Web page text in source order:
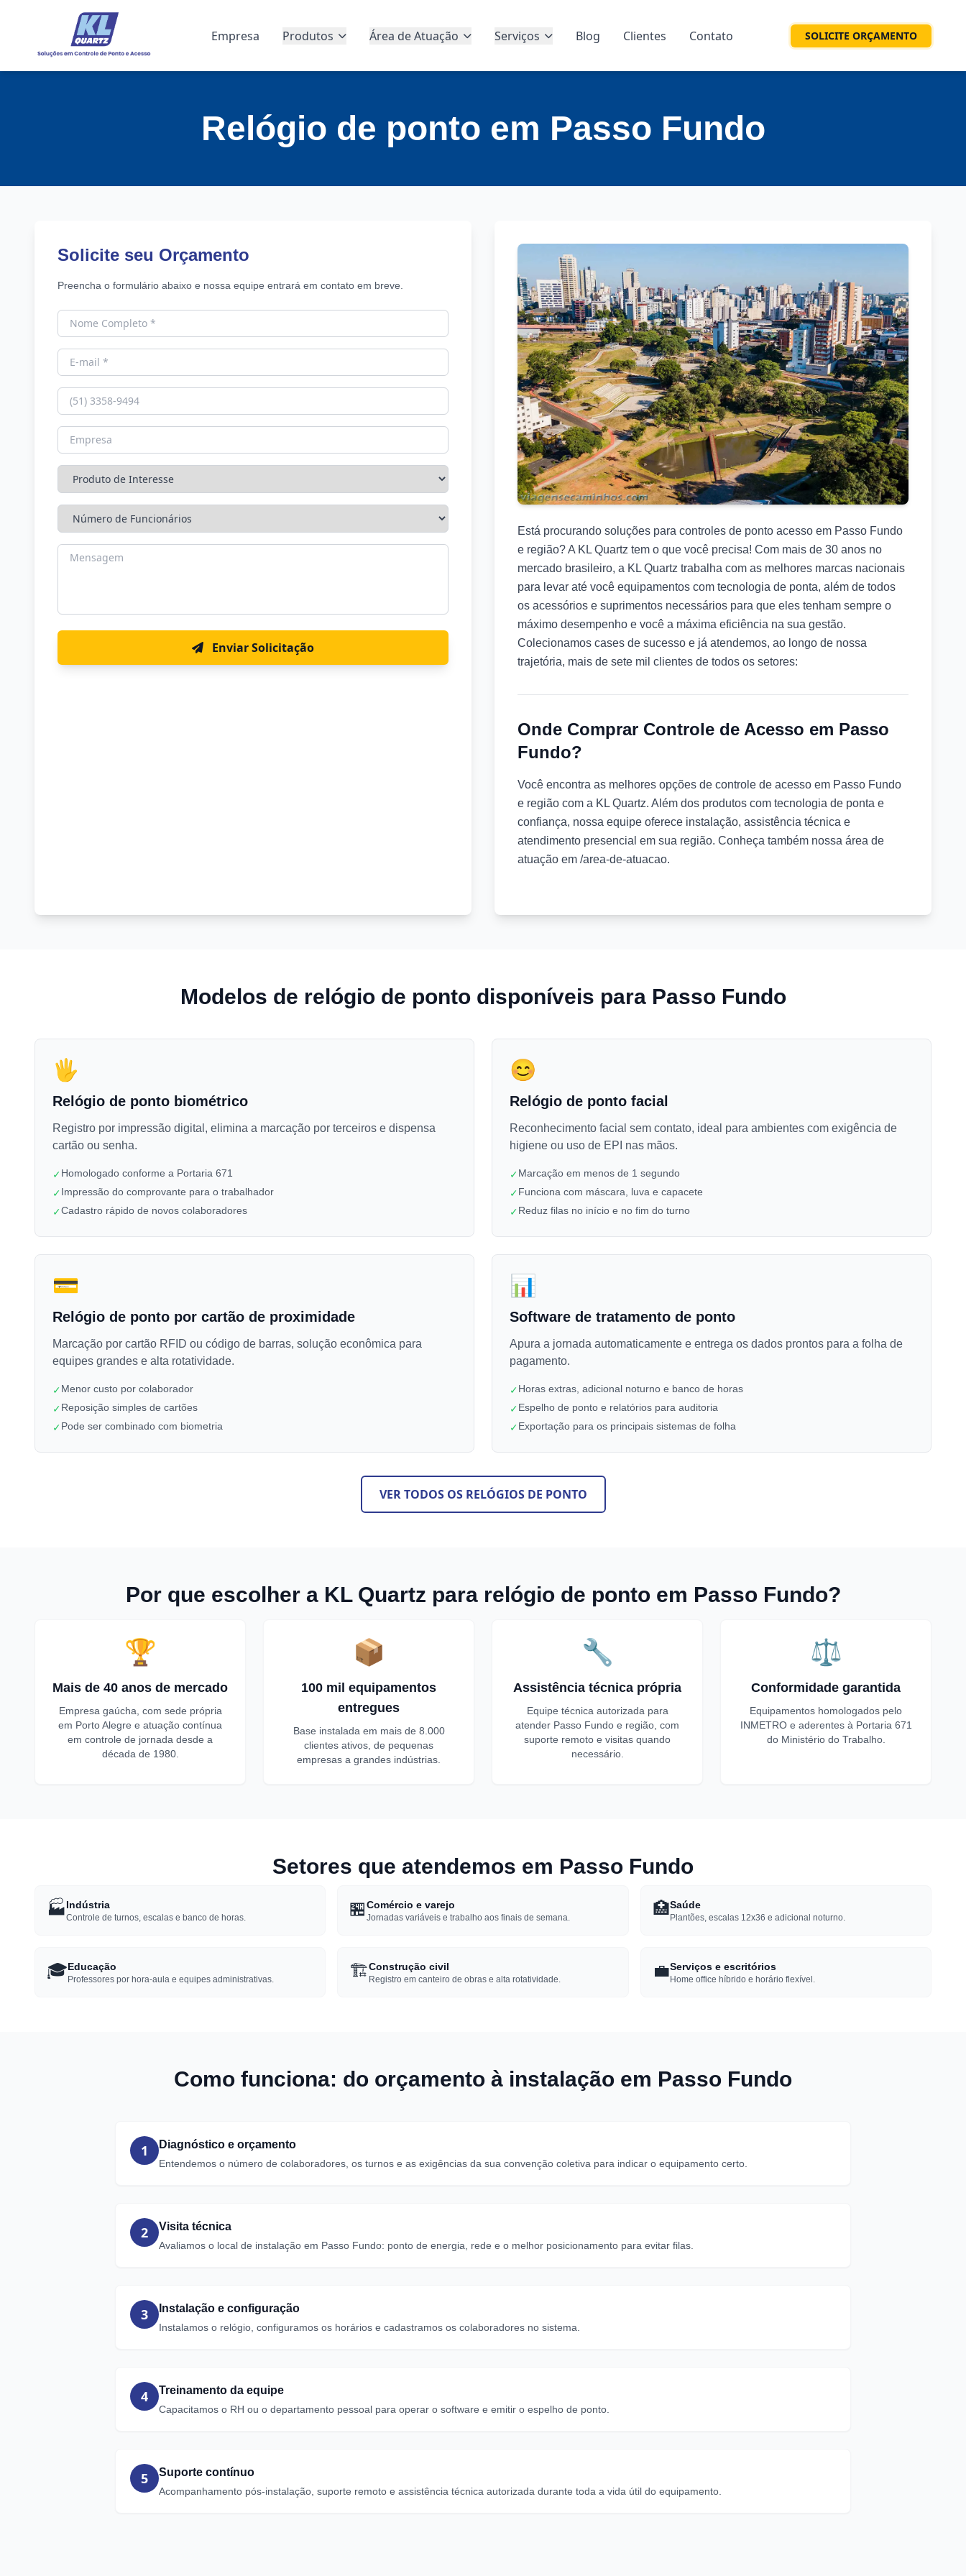
Empresa Produtos Área de Atuação Serviços Blog Clientes Contato SOLICITE ORÇAMENTO
Relógio de ponto em Passo Fundo
Solicite seu Orçamento
Preencha o formulário abaixo e nossa equipe entrará em contato em breve.
Enviar Solicitação
Está procurando soluções para controles de ponto acesso em Passo Fundo
e região? A KL Quartz tem o que você precisa! Com mais de 30 anos no
mercado brasileiro, a KL Quartz trabalha com as melhores marcas nacionais
para levar até você equipamentos com tecnologia de ponta, além de todos
os acessórios e suprimentos necessários para que eles tenham sempre o
máximo desempenho e você a máxima eficiência na sua gestão.
Colecionamos cases de sucesso e já atendemos, ao longo de nossa
trajetória, mais de sete mil clientes de todos os setores:
Onde Comprar Controle de Acesso em Passo
Fundo?
Você encontra as melhores opções de controle de acesso em Passo Fundo
e região com a KL Quartz. Além dos produtos com tecnologia de ponta e
confiança, nossa equipe oferece instalação, assistência técnica e
atendimento presencial em sua região. Conheça também nossa área de
atuação em /area-de-atuacao.
Modelos de relógio de ponto disponíveis para Passo Fundo
🖐️
Relógio de ponto biométrico
Registro por impressão digital, elimina a marcação por terceiros e dispensa
cartão ou senha.
✓Homologado conforme a Portaria 671
✓Impressão do comprovante para o trabalhador
✓Cadastro rápido de novos colaboradores
😊
Relógio de ponto facial
Reconhecimento facial sem contato, ideal para ambientes com exigência de
higiene ou uso de EPI nas mãos.
✓Marcação em menos de 1 segundo
✓Funciona com máscara, luva e capacete
✓Reduz filas no início e no fim do turno
💳
Relógio de ponto por cartão de proximidade
Marcação por cartão RFID ou código de barras, solução econômica para
equipes grandes e alta rotatividade.
✓Menor custo por colaborador
✓Reposição simples de cartões
✓Pode ser combinado com biometria
📊
Software de tratamento de ponto
Apura a jornada automaticamente e entrega os dados prontos para a folha de
pagamento.
✓Horas extras, adicional noturno e banco de horas
✓Espelho de ponto e relatórios para auditoria
✓Exportação para os principais sistemas de folha
VER TODOS OS RELÓGIOS DE PONTO
Por que escolher a KL Quartz para relógio de ponto em Passo Fundo?
🏆
Mais de 40 anos de mercado
Empresa gaúcha, com sede própria
em Porto Alegre e atuação contínua
em controle de jornada desde a
década de 1980.
📦
100 mil equipamentos
entregues
Base instalada em mais de 8.000
clientes ativos, de pequenas
empresas a grandes indústrias.
🔧
Assistência técnica própria
Equipe técnica autorizada para
atender Passo Fundo e região, com
suporte remoto e visitas quando
necessário.
⚖️
Conformidade garantida
Equipamentos homologados pelo
INMETRO e aderentes à Portaria 671
do Ministério do Trabalho.
Setores que atendemos em Passo Fundo
🏭Indústria
Controle de turnos, escalas e banco de horas. 🏪Comércio e varejo
Jornadas variáveis e trabalho aos finais de semana. 🏥Saúde
Plantões, escalas 12x36 e adicional noturno.
🎓Educação
Professores por hora-aula e equipes administrativas. 🏗️Construção civil
Registro em canteiro de obras e alta rotatividade. 💼Serviços e escritórios
Home office híbrido e horário flexível.
Como funciona: do orçamento à instalação em Passo Fundo
1 Diagnóstico e orçamento
Entendemos o número de colaboradores, os turnos e as exigências da sua convenção coletiva para indicar o equipamento certo.
2 Visita técnica
Avaliamos o local de instalação em Passo Fundo: ponto de energia, rede e o melhor posicionamento para evitar filas.
3 Instalação e configuração
Instalamos o relógio, configuramos os horários e cadastramos os colaboradores no sistema.
4 Treinamento da equipe
Capacitamos o RH ou o departamento pessoal para operar o software e emitir o espelho de ponto.
5 Suporte contínuo
Acompanhamento pós-instalação, suporte remoto e assistência técnica autorizada durante toda a vida útil do equipamento.